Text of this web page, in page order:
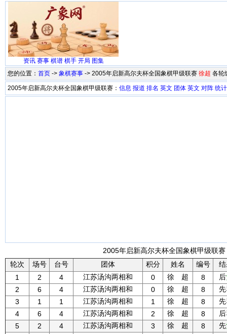
资讯 赛事 棋谱 棋手 开局 图集
您的位置： 首页 -> 象棋赛事 -> 2005年启新高尔夫杯全国象棋甲级联赛 徐超 各轮
2005年启新高尔夫杯全国象棋甲级联赛： 信息 报道 排名 英文 团体 英文 对阵 统计
2005年启新高尔夫杯全国象棋甲级联
轮次
场号 台号 团体 积分 姓名 编号
1
2 4 江苏汤沟两相和 0 徐 超 8 后
2
6 4 江苏汤沟两相和 0 徐 超 8 先
3
1 1 江苏汤沟两相和 1 徐 超 8 先
4
6 4 江苏汤沟两相和 2 徐 超 8 后
5
2 4 江苏汤沟两相和 3 徐 超 8 先